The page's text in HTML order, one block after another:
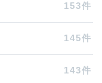
153件
145件
143件